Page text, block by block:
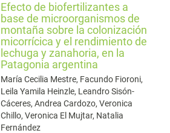
Efecto de biofertilizantes a
base de microorganismos de
montaña sobre la colonización
micorrícica y el rendimiento de
lechuga y zanahoria, en la
Patagonia argentina
María Cecilia Mestre, Facundo Fioroni,
Leila Yamila Heinzle, Leandro Sisón-
Cáceres, Andrea Cardozo, Veronica
Chillo, Veronica El Mujtar, Natalia
Fernández